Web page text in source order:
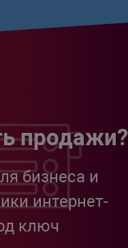
продажи?
бизнеса и
интернет-
ключ